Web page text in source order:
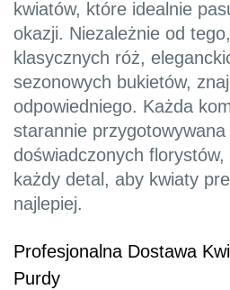
kwiatów, które idealnie
okazji. Niezależnie od
klasycznych róż,
sezonowych bukietów,
odpowiedniego. Każda
starannie przygotowywana
doświadczonych
każdy detal, aby kwiaty
najlepiej.
Profesjonalna Dostawa
Purdy